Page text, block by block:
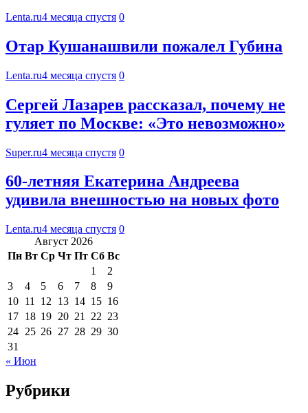
Lenta.ru4 месяца спустя 0
Отар Кушанашвили пожалел Губина
Lenta.ru4 месяца спустя 0
Сергей Лазарев рассказал, почему не
гуляет по Москве: «Это невозможно»
Super.ru4 месяца спустя 0
60-летняя Екатерина Андреева
удивила внешностью на новых фото
Lenta.ru4 месяца спустя 0
Август 2026
Пн Вт Ср Чт Пт Сб Вс
1
2
3
4 5 6 7 8
9
10 11 12 13 14 15 16
17 18 19 20 21 22 23
24 25 26 27 28 29 30
31
« Июн
Рубрики